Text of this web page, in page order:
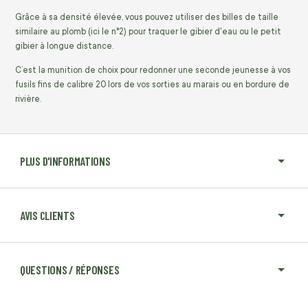
PLUS D'INFORMATIONS
AVIS CLIENTS
QUESTIONS / RÉPONSES
Grâce à sa densité élevée, vous pouvez utiliser des billes de taille
similaire au plomb (ici le n°2) pour traquer le gibier d'eau ou le petit
gibier à longue distance.
C’est la munition de choix pour redonner une seconde jeunesse à vos
fusils fins de calibre 20 lors de vos sorties au marais ou en bordure de
rivière.